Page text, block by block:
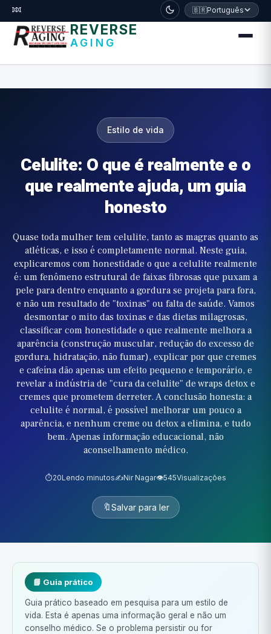
דלג לתוכן הראשי
🧬 🇧🇷Português
REVERSE
AGING
Estilo de vida
Celulite: O que é realmente e o
que realmente ajuda, um guia
honesto
Quase toda mulher tem celulite, tanto as magras quanto as
atléticas, e isso é completamente normal. Neste guia,
explicaremos com honestidade o que a celulite realmente
é: um fenômeno estrutural de faixas fibrosas que puxam a
pele para dentro enquanto a gordura se projeta para fora,
e não um resultado de "toxinas" ou falta de saúde. Vamos
desmontar o mito das toxinas e das dietas milagrosas,
classificar com honestidade o que realmente melhora a
aparência (construção muscular, redução do excesso de
gordura, hidratação, não fumar), explicar por que cremes
e cafeína dão apenas um efeito pequeno e temporário, e
revelar a indústria de "cura da celulite" de wraps detox e
cremes que prometem derreter. A conclusão honesta: a
celulite é normal, é possível melhorar um pouco a
aparência, e nenhum creme ou detox a elimina, e tudo
bem. Apenas informação educacional, não
aconselhamento médico.
⏱️20Lendo minutos✍️Nir Nagar👁️545Visualizações
🔖Salvar para ler
📘 Guia prático
Guia prático baseado em pesquisa para um estilo de
vida. Esta é apenas uma informação geral e não um
conselho médico. Se o problema persistir ou for